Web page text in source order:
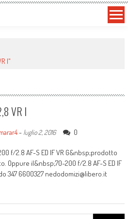
I"
VR I
- luglio 2, 2016 0
f/2.8 AF-S ED IF VR G&nbsp;prodotto
Oppure il&nbsp;70-200 f/2.8 AF-S ED IF
347 6600327 nedodomizi@libero.it